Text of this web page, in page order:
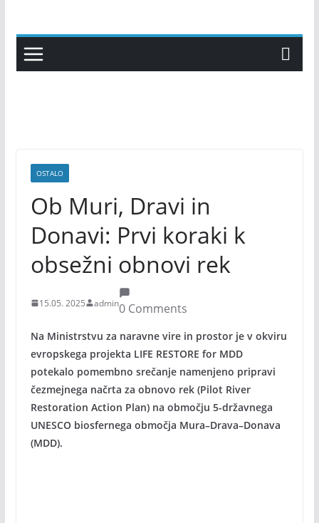
content
OSTALO
Ob Muri, Dravi in
Donavi: Prvi koraki k
obsežni obnovi rek
15.05. 2025 admin0 Comments
Na Ministrstvu za naravne vire in prostor je v okviru
evropskega projekta LIFE RESTORE for MDD
potekalo pomembno srečanje namenjeno pripravi
čezmejnega načrta za obnovo rek (Pilot River
Restoration Action Plan) na območju 5-državnega
UNESCO biosfernega območja Mura–Drava–Donava
(MDD).